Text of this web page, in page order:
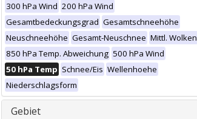
300 hPa Wind 200 hPa Wind
Gesamtbedeckungsgrad Gesamtschneehöhe
Neuschneehöhe Gesamt-Neuschnee Mittl. Wolken
850 hPa Temp. Abweichung 500 hPa Wind
50 hPa Temp Schnee/Eis Wellenhoehe
Niederschlagsform
Gebiet